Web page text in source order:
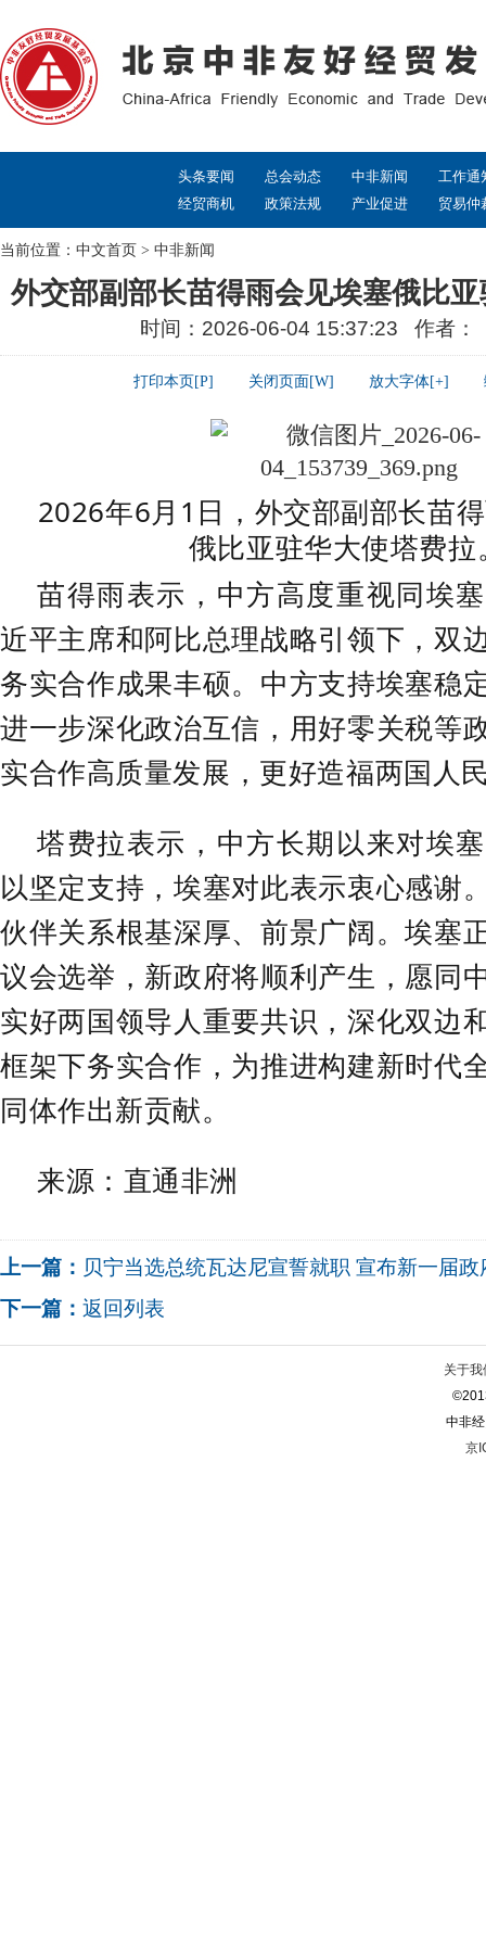
头条要闻 总会动态 中非新闻
工作通
经贸商机
政策法规 产业促进 贸易仲
当前位置： 中文首页 > 中非新闻
外交部副部长苗得雨会见埃塞俄比
时间：2026-06-04 15:37:23 作者
打印本页[P] 关闭页面[W] 放大字体[+]
2026年6月1日，外交部副部长苗
俄比亚驻华大使塔费拉
苗得雨表示，中方高度重视同埃
近平主席和阿比总理战略引领下，双
务实合作成果丰硕。中方支持埃塞稳
进一步深化政治互信，用好零关税等
实合作高质量发展，更好造福两国人
塔费拉表示，中方长期以来对埃
以坚定支持，埃塞对此表示衷心感谢
伙伴关系根基深厚、前景广阔。埃塞
议会选举，新政府将顺利产生，愿同
实好两国领导人重要共识，深化双边
框架下务实合作，为推进构建新时代
同体作出新贡献。
来源：直通非洲
上一篇： 贝宁当选总统瓦达尼宣誓就职 宣布新一届
下一篇： 返回列表
关于我
中非
京